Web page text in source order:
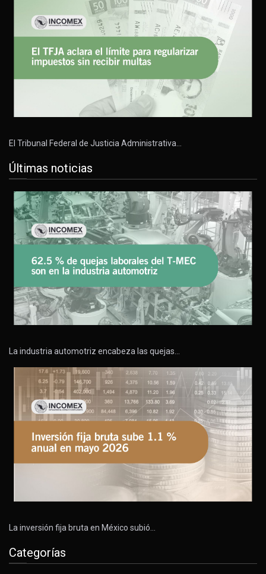
El Tribunal Federal de Justicia Administrativa…
Últimas noticias
La industria automotriz encabeza las quejas…
La inversión fija bruta en México subió…
Categorías